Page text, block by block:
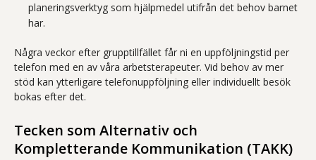
planeringsverktyg som hjälpmedel utifrån det behov barnet
har.
Några veckor efter grupptillfället får ni en uppföljningstid per
telefon med en av våra arbetsterapeuter. Vid behov av mer
stöd kan ytterligare telefonuppföljning eller individuellt besök
bokas efter det.
Tecken som Alternativ och
Kompletterande Kommunikation (TAKK)